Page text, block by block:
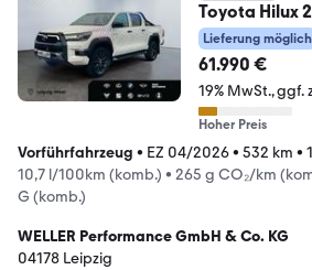
Toyota Hilux
AT Double
Lieferung möglich
61.990 €
19% MwSt. ggf.
Hoher Preis
Vorführfahrzeug • EZ 04/2026• 532 km •
10,7 l/100km (komb.) • 265 g CO₂/km
G (komb.)
WELLER Performance GmbH & Co. KG
04178 Leipzig